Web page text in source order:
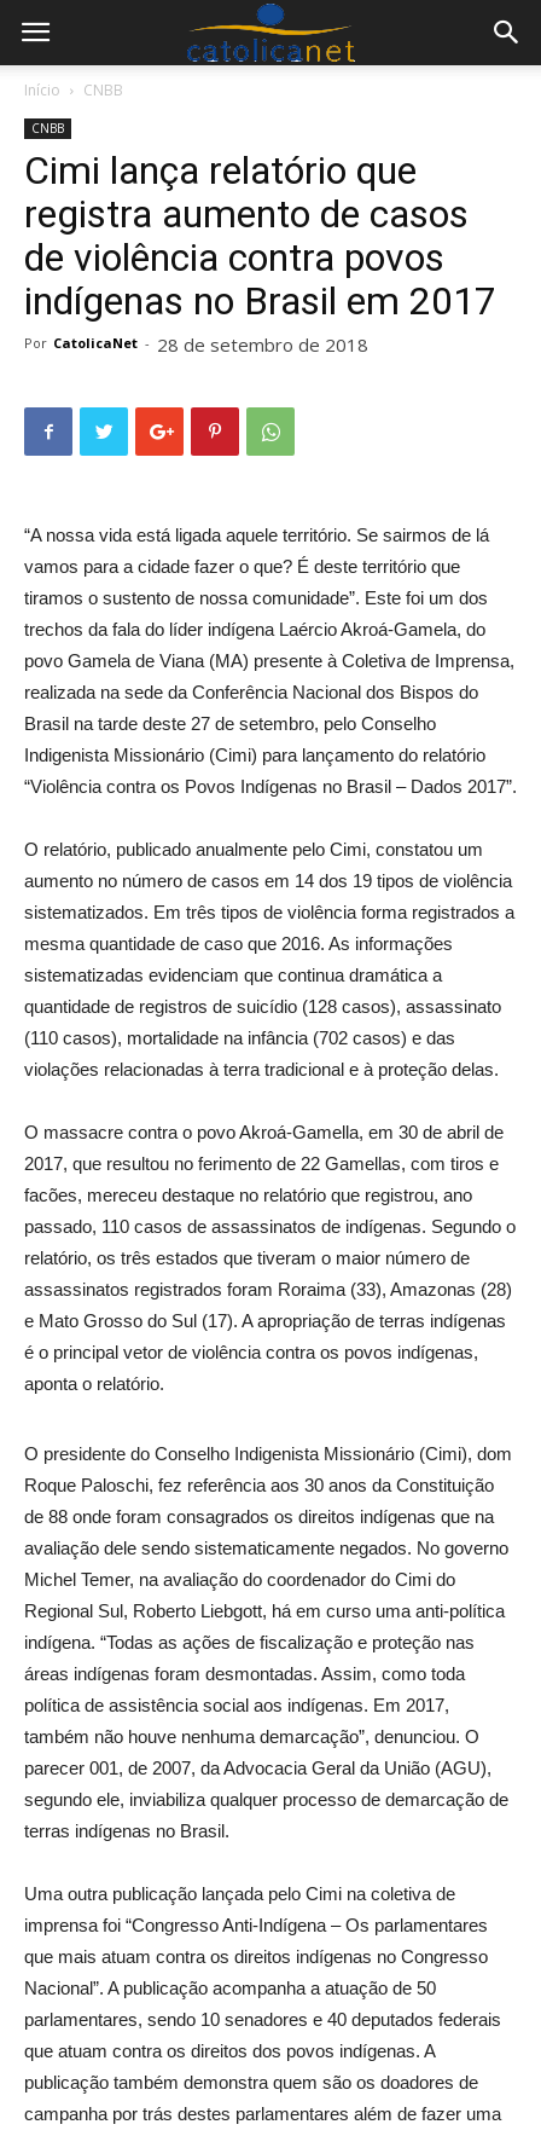
Início CNBB
CNBB
Cimi lança relatório que
registra aumento de casos
de violência contra povos
indígenas no Brasil em 2017
Por CatolicaNet - 28 de setembro de 2018
“A nossa vida está ligada aquele território. Se sairmos de lá
vamos para a cidade fazer o que? É deste território que
tiramos o sustento de nossa comunidade”. Este foi um dos
trechos da fala do líder indígena Laércio Akroá-Gamela, do
povo Gamela de Viana (MA) presente à Coletiva de Imprensa,
realizada na sede da Conferência Nacional dos Bispos do
Brasil na tarde deste 27 de setembro, pelo Conselho
Indigenista Missionário (Cimi) para lançamento do relatório
“Violência contra os Povos Indígenas no Brasil – Dados 2017”.
O relatório, publicado anualmente pelo Cimi, constatou um
aumento no número de casos em 14 dos 19 tipos de violência
sistematizados. Em três tipos de violência forma registrados a
mesma quantidade de caso que 2016. As informações
sistematizadas evidenciam que continua dramática a
quantidade de registros de suicídio (128 casos), assassinato
(110 casos), mortalidade na infância (702 casos) e das
violações relacionadas à terra tradicional e à proteção delas.
O massacre contra o povo Akroá-Gamella, em 30 de abril de
2017, que resultou no ferimento de 22 Gamellas, com tiros e
facões, mereceu destaque no relatório que registrou, ano
passado, 110 casos de assassinatos de indígenas. Segundo o
relatório, os três estados que tiveram o maior número de
assassinatos registrados foram Roraima (33), Amazonas (28)
e Mato Grosso do Sul (17). A apropriação de terras indígenas
é o principal vetor de violência contra os povos indígenas,
aponta o relatório.
O presidente do Conselho Indigenista Missionário (Cimi), dom
Roque Paloschi, fez referência aos 30 anos da Constituição
de 88 onde foram consagrados os direitos indígenas que na
avaliação dele sendo sistematicamente negados. No governo
Michel Temer, na avaliação do coordenador do Cimi do
Regional Sul, Roberto Liebgott, há em curso uma anti-política
indígena. “Todas as ações de fiscalização e proteção nas
áreas indígenas foram desmontadas. Assim, como toda
política de assistência social aos indígenas. Em 2017,
também não houve nenhuma demarcação”, denunciou. O
parecer 001, de 2007, da Advocacia Geral da União (AGU),
segundo ele, inviabiliza qualquer processo de demarcação de
terras indígenas no Brasil.
Uma outra publicação lançada pelo Cimi na coletiva de
imprensa foi “Congresso Anti-Indígena – Os parlamentares
que mais atuam contra os direitos indígenas no Congresso
Nacional”. A publicação acompanha a atuação de 50
parlamentares, sendo 10 senadores e 40 deputados federais
que atuam contra os direitos dos povos indígenas. A
publicação também demonstra quem são os doadores de
campanha por trás destes parlamentares além de fazer uma